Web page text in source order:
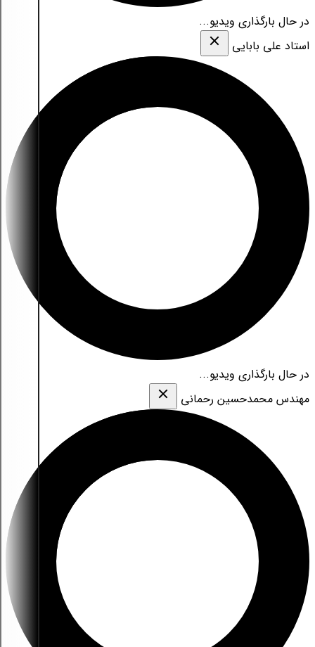
در حال بارگذاری ویدیو...
استاد علی بابایی
در حال بارگذاری ویدیو...
مهندس محمدحسین رحمانی